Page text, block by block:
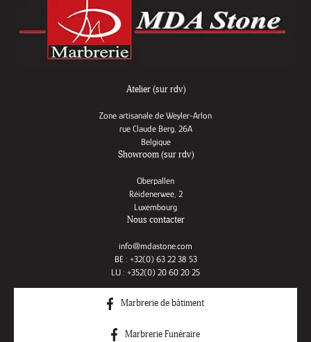
Atelier (sur rdv)
Zone artisanale de Weyler-Arlon
rue Claude Berg, 26A
Belgique
Showroom (sur rdv)
Oberpallen
Réidenerwee, 2
Luxembourg
Nous contacter
info@mdastone.com
BE : +32(0) 63 22 38 53
LU : +352(0) 20 60 20 25
Marbrerie de bâtiment
Marbrerie Funéraire